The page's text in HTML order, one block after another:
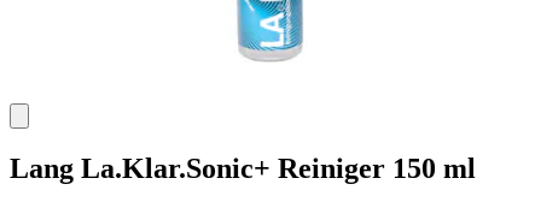
Lang La.Klar.Sonic+ Reiniger 150 ml